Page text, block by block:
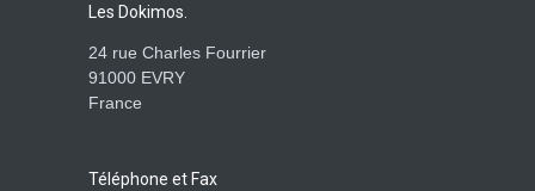
Les Dokimos.
24 rue Charles Fourrier
91000 EVRY
France
Téléphone et Fax